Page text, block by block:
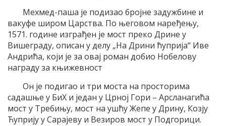
Мехмед-паша је подизао бројне задужбине и
вакуфе широм Царства. По његовом наређењу,
1571. године изграђен је мост преко Дрине у
Вишеграду, описан у делу „На Дрини ћуприја“ Иве
Андрића, који је за овај роман добио Нобелову
награду за књижевност
Он је подигао и три моста на просторима
садашње у БиХ и један у Црној Гори – Арсланагића
мост у Требињу, мост на ушћу Жепе у Дрину, Козју
Ћуприју у Сарајеву и Везиров мост у Подгорици.